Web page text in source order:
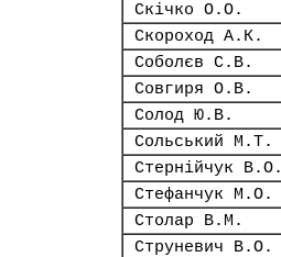
Скічко О.О.
Скороход А.К.
Соболєв С.В.
Совгиря О.В.
Солод Ю.В.
Сольський М.Т.
Стернійчук В.О.
Стефанчук М.О.
Столар В.М.
Струневич В.О.